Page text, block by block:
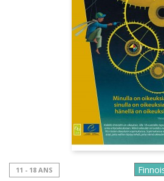
11 - 18 ANS